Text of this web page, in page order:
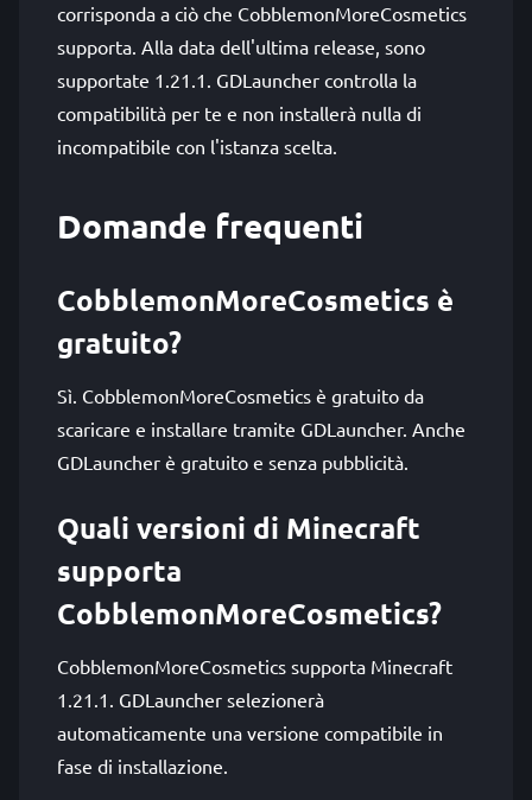
corrisponda a ciò che CobblemonMoreCosmetics
supporta. Alla data dell'ultima release, sono
supportate 1.21.1. GDLauncher controlla la
compatibilità per te e non installerà nulla di
incompatibile con l'istanza scelta.
Domande frequenti
CobblemonMoreCosmetics è
gratuito?
Sì. CobblemonMoreCosmetics è gratuito da
scaricare e installare tramite GDLauncher. Anche
GDLauncher è gratuito e senza pubblicità.
Quali versioni di Minecraft
supporta
CobblemonMoreCosmetics?
CobblemonMoreCosmetics supporta Minecraft
1.21.1. GDLauncher selezionerà
automaticamente una versione compatibile in
fase di installazione.